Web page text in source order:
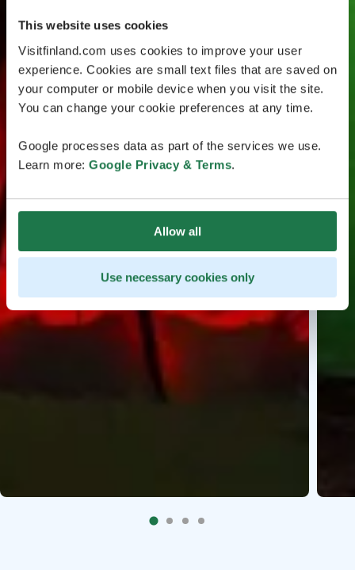
This website uses cookies
Visitfinland.com uses cookies to improve your user
experience. Cookies are small text files that are saved on
your computer or mobile device when you visit the site.
You can change your cookie preferences at any time.
Google processes data as part of the services we use.
Learn more: Google Privacy & Terms.
Allow all
Use necessary cookies only